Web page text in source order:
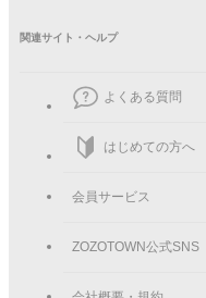
関連サイト・ヘルプ
よくある質問
はじめての方へ
会員サービス
ZOZOTOWN公式SNS